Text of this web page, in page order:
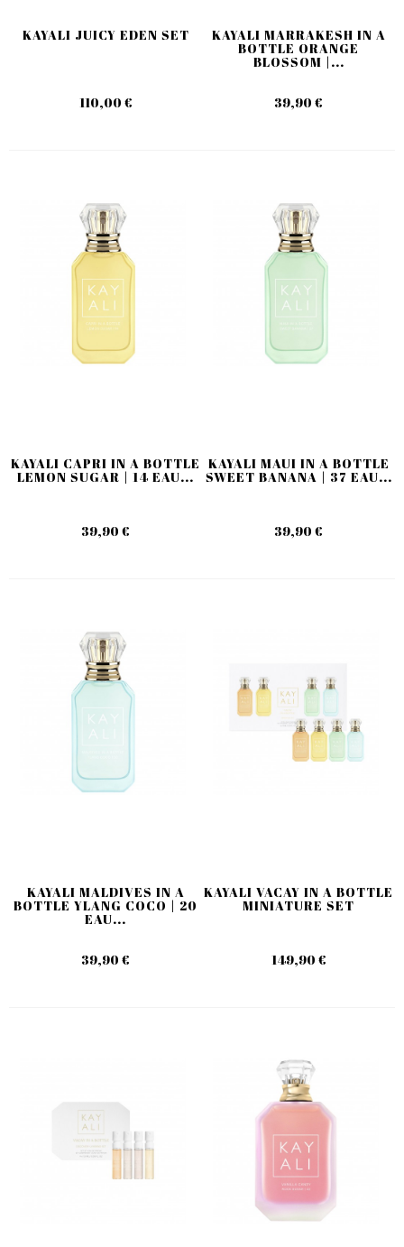
KAYALI JUICY EDEN SET
110,00 €
KAYALI MARRAKESH IN A
BOTTLE ORANGE
BLOSSOM |...
39,90 €
KAYALI CAPRI IN A BOTTLE
LEMON SUGAR | 14 EAU...
39,90 €
KAYALI MAUI IN A BOTTLE
SWEET BANANA | 37 EAU...
39,90 €
KAYALI MALDIVES IN A
BOTTLE YLANG COCO | 20
EAU...
39,90 €
KAYALI VACAY IN A BOTTLE
MINIATURE SET
149,90 €